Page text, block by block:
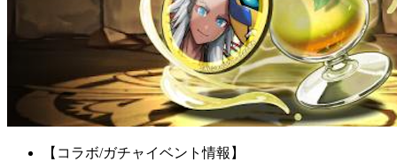
【コラボ/ガチャイベント情報】